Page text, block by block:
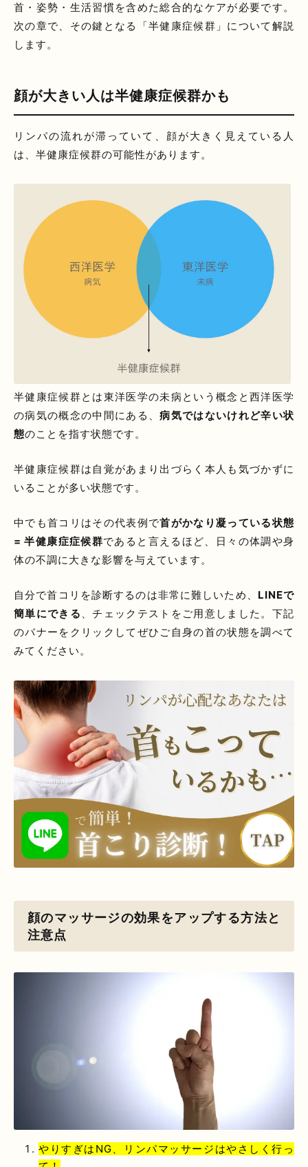
首・姿勢・生活習慣を含めた総合的なケアが必要です。
次の章で、その鍵となる「半健康症候群」について解説
します。
顔が大きい人は半健康症候群かも
リンパの流れが滞っていて、顔が大きく見えている人
は、半健康症候群の可能性があります。
半健康症候群とは東洋医学の未病という概念と西洋医学
の病気の概念の中間にある、病気ではないけれど辛い状
態のことを指す状態です。
半健康症候群は自覚があまり出づらく本人も気づかずに
いることが多い状態です。
中でも首コリはその代表例で首がかなり凝っている状態
= 半健康症症候群であると言えるほど、日々の体調や身
体の不調に大きな影響を与えています。
自分で首コリを診断するのは非常に難しいため、 LINEで
簡単にできる
、チェックテストをご用意しました。下記
のバナーをクリックしてぜひご自身の首の状態を調べて
みてください。
顔のマッサージの効果をアップする方法と
注意点
やりすぎはNG、リンパマッサージはやさしく行っ